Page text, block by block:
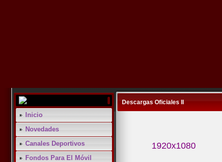
Inicio
Novedades
Canales Deportivos
Fondos Para El Móvil
Descargas Oficiales II